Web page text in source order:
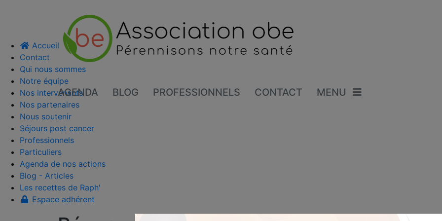
AGENDA BLOG PROFESSIONNELS CONTACT MENU
Accueil
Contact
Qui nous sommes
Notre équipe
Nos intervenants
Nos partenaires
Nous soutenir
Séjours post cancer
Professionnels
Particuliers
Agenda de nos actions
Blog - Articles
Les recettes de Raph'
Espace adhérent